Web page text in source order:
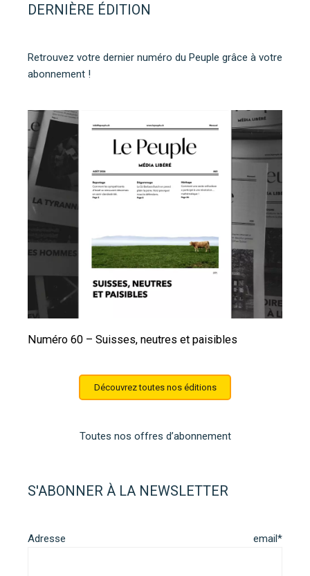
DERNIÈRE ÉDITION
Retrouvez votre dernier numéro du Peuple grâce à votre
abonnement !
Numéro 60 – Suisses, neutres et paisibles
Découvrez toutes nos éditions
Toutes nos offres d’abonnement
S'ABONNER À LA NEWSLETTER
Adresse email*